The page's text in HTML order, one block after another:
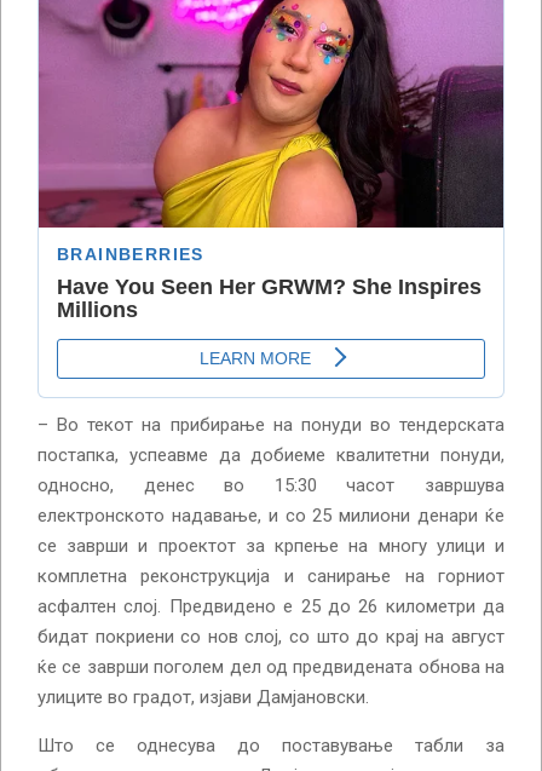
– Во текот на прибирање на понуди во тендерската
постапка, успеавме да добиеме квалитетни понуди,
односно, денес во 15:30 часот завршува
електронското надавање, и со 25 милиони денари ќе
се заврши и проектот за крпење на многу улици и
комплетна реконструкција и санирање на горниот
асфалтен слој. Предвидено е 25 до 26 километри да
бидат покриени со нов слој, со што до крај на август
ќе се заврши поголем дел од предвидената обнова на
улиците во градот, изјави Дамјановски.
Што се однесува до поставување табли за